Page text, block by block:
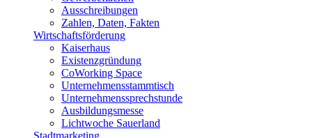
Ausschreibungen
Zahlen, Daten, Fakten
Wirtschaftsförderung
Kaiserhaus
Existenzgründung
CoWorking Space
Unternehmensstammtisch
Unternehmenssprechstunde
Ausbildungsmesse
Lichtwoche Sauerland
Stadtmarketing